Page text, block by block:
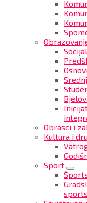
Obrasci i
Kultura i
Sport